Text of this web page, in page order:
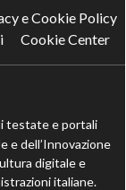
e Cookie Policy
Cookie Center
testate e portali
e dell’Innovazione
digitale e
italiane.